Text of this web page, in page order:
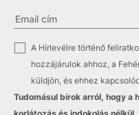
A Hírlevélre történő
hozzájárulok ahhoz, a
küldjön, és ehhez
Tudomásul bírok arról, hogy a